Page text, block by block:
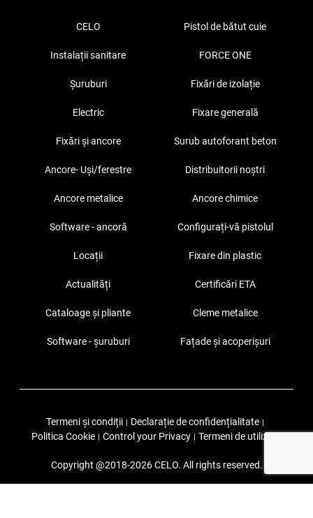
CELO Pistol de bătut cuie
Instalații sanitare FORCE ONE
Șuruburi Fixări de izolație
Electric Fixare generală
Fixări și ancore Surub autoforant beton
Ancore- Uși/ferestre Distribuitorii noștri
Ancore metalice Ancore chimice
Software - ancoră Configurați-vă pistolul
Locații Fixare din plastic
Actualități Certificări ETA
Cataloage și pliante Cleme metalice
Software - șuruburi Fațade și acoperișuri
Termeni și condiții | Declarație de confidențialitate |
Politica Cookie | Control your Privacy | Termeni de utilizare
Copyright @2018-2026 CELO. All rights reserved.